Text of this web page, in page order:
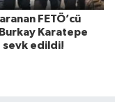
FETÖ’cü
Karatepe
sevk edildi!